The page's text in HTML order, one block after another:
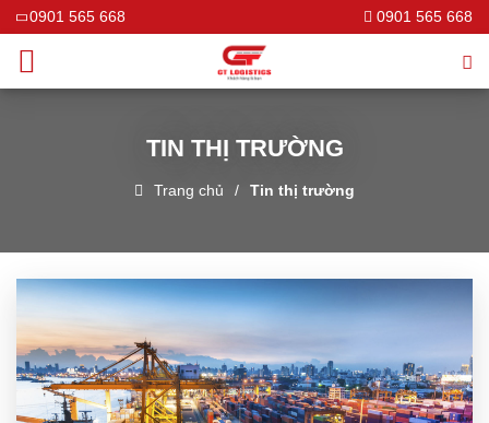
0901 565 668 0901 565 668
TIN THỊ TRƯỜNG
Trang chủ Tin thị trường